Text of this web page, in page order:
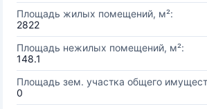
Площадь жилых помещений, м²:
2822
Площадь нежилых помещений, м²:
148.1
Площадь зем. участка общего
0